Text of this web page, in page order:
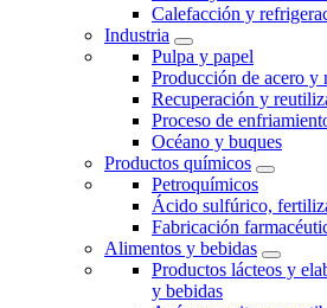
Calefacción y
Industria
Pulpa y papel
Producción de acero y
Recuperación y
Proceso de
Océano y buques
Productos químicos
Petroquímicos
Ácido sulfúrico,
Fabricación
Alimentos y bebidas
Productos lácteos y
y bebidas